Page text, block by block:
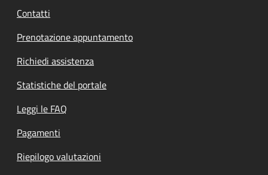
Contatti
Prenotazione appuntamento
Richiedi assistenza
Statistiche del portale
Leggi le FAQ
Pagamenti
Riepilogo valutazioni